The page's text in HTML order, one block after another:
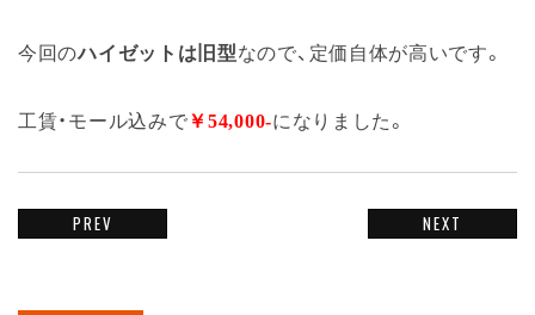
今回のハイゼットは旧型なので、定価自体が高いです。
工賃・モール込みで￥54,000-になりました。
PREV NEXT